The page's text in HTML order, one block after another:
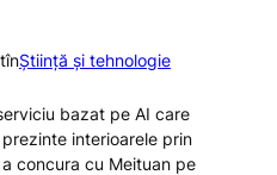
înȘtiință și tehnologie
bazat pe AI care
interioarele prin
concura cu Meituan pe